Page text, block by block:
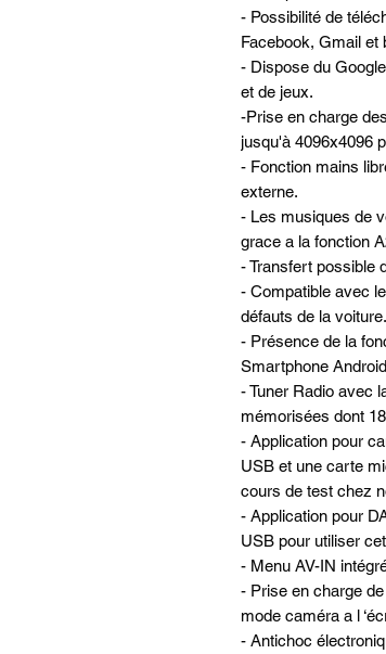
- Possibilité de
Facebook, Gmail et
- Dispose du
et de jeux.
-Prise en charge
jusqu'à 4096x4096
- Fonction mains
externe.
- Les musiques de
grace a la fonction
- Transfert possible
- Compatible avec
défauts de la voiture.
- Présence de la
Smartphone
- Tuner Radio avec
mémorisées dont
- Application pour
USB et une carte
cours de test chez
- Application pour
USB pour utiliser
- Menu AV-IN
- Prise en charge
mode caméra a l
- Antichoc